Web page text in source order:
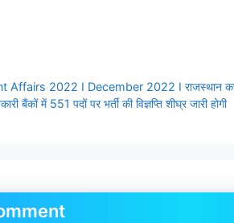
Affairs 2022 I December 2022 I राजस्थान
बैंकों में 551 पदों पर भर्ती की विज्ञप्ति शीघ्र जारी होगी